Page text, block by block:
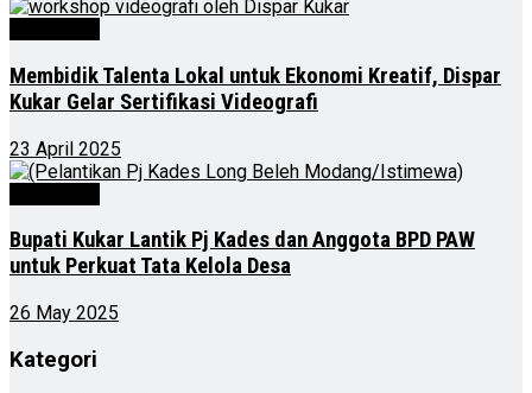
Membidik Talenta Lokal untuk Ekonomi Kreatif, Dispar
Kukar Gelar Sertifikasi Videografi
23 April 2025
Bupati Kukar Lantik Pj Kades dan Anggota BPD PAW
untuk Perkuat Tata Kelola Desa
26 May 2025
Kategori